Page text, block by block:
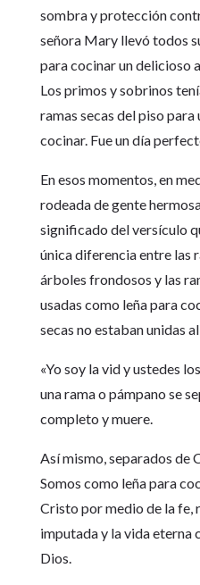
sombra y protección
señora Mary llevó todos
para cocinar un delicioso
Los primos y sobrinos
ramas secas del piso
cocinar. Fue un día
En esos momentos, en
rodeada de gente
significado del versículo
única diferencia entre las
árboles frondosos y las
usadas como leña para
secas no estaban unidas
«Yo soy la vid y ustedes
una rama o pámpano se
completo y muere.
Así mismo, separados de
Somos como leña para
Cristo por medio de la fe,
imputada y la vida eterna
Dios.